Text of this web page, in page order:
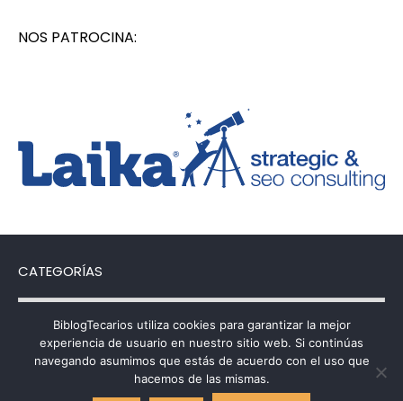
NOS PATROCINA:
CATEGORÍAS
Categorías
BiblogTecarios utiliza cookies para garantizar la mejor
experiencia de usuario en nuestro sitio web. Si continúas
navegando asumimos que estás de acuerdo con el uso que
hacemos de las mismas.